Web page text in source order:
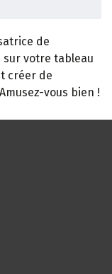
de
sur votre tableau
créer de
vous bien !